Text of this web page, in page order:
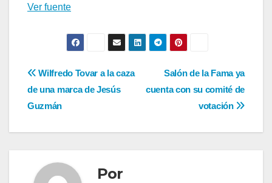
Ver fuente
Navegación
de
entradas
Salón de la Fama ya
cuenta con su comité de
votación
Wilfredo Tovar a la caza
de una marca de Jesús
Guzmán
Por